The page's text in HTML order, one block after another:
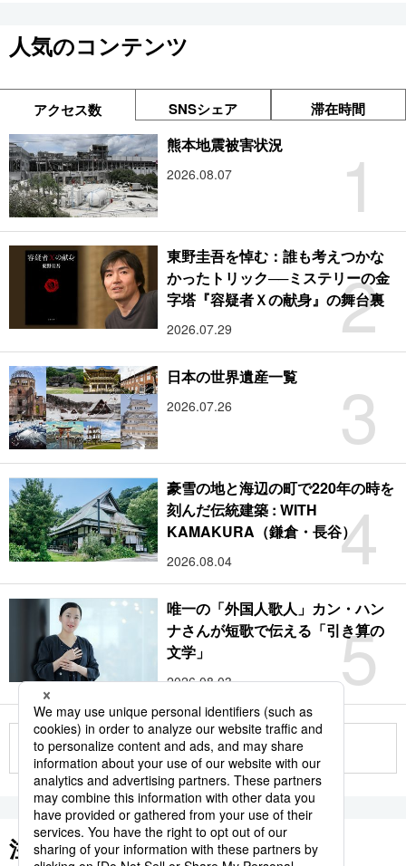
人気のコンテンツ
アクセス数 SNSシェア 滞在時間
1
熊本地震被害状況
2026.08.07
2
東野圭吾を悼む：誰も考えつかな
かったトリック──ミステリーの金
字塔『容疑者Ｘの献身』の舞台裏
2026.07.29
3
日本の世界遺産一覧
2026.07.26
4
豪雪の地と海辺の町で220年の時を
刻んだ伝統建築 : WITH
KAMAKURA（鎌倉・長谷）
2026.08.04
5
唯一の「外国人歌人」カン・ハン
ナさんが短歌で伝える「引き算の
文学」
2026.08.03
もっと見る
注目のキーワード